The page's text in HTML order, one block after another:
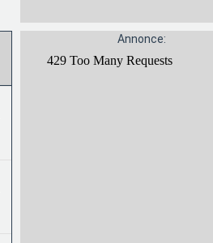
Annonce: